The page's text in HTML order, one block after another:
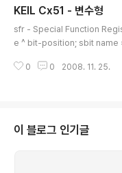
하는 시간을 재기 위해서 어떻
고 나니 그럴 고민 조차 의미
에 증가하는 숫자가 1이 아니어
KEIL Cx51 - 변수형
sfr - Special Function
e ^ bit-position; sbit name
자면 1번이나 2번으로 하는
법..
0 0 2008. 11. 25.
이 블로그 인기글